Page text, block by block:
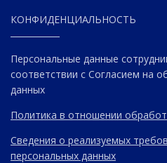
КОНФИДЕНЦИАЛЬНОСТЬ
Персональные данные
соответствии с Согласием на
данных
Политика в отношении
Сведения о реализуемых
персональных данных